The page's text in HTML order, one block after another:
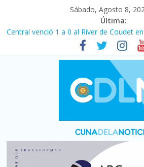
Sábado, Agosto 8,
Última:
Fuerte caída de la venta de autos usados
Central venció 1 a 0 al River de Coudet
La morosidad alcanzó su nivel más alto
afecta a 400 mil deudores en Santa Fe
Desde que asumió Milei cerraron 41.000
denuncia crisis como en 2001
Vacaciones de invierno con más
turístico: 4,6 millones de personas